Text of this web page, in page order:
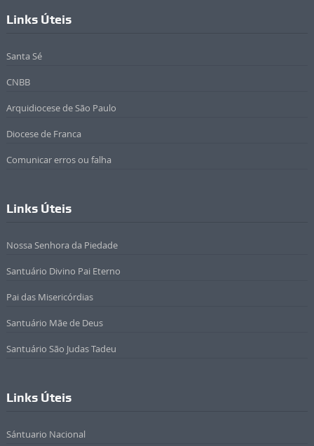
Links Úteis
Santa Sé
CNBB
Arquidiocese de São Paulo
Diocese de Franca
Comunicar erros ou falha
Links Úteis
Nossa Senhora da Piedade
Santuário Divino Pai Eterno
Pai das Misericórdias
Santuário Mãe de Deus
Santuário São Judas Tadeu
Links Úteis
Sántuario Nacional